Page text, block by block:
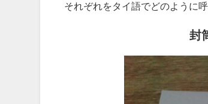
それぞれをタイ語でどのように
封